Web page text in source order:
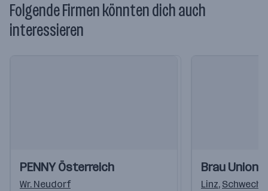
Folgende Firmen könnten dich auch
interessieren
Videos
Einblicke
Einblicke
PENNY Österreich
Wr. Neudorf
Videos
Einblicke
Einblicke
Brau Union
Linz,